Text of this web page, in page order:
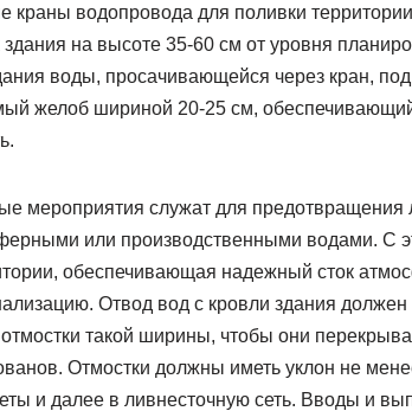
краны водопровода для поливки
на высоте 35-60 см от уровня
воды, просачивающейся через кран,
желоб шириной 20-25 см, обеспечивающий
мероприятия служат для предотвращения
или производственными водами. С
обеспечивающая надежный сток
Отвод вод с кровли здания
такой ширины, чтобы они
Отмостки должны иметь уклон не
и далее в ливнесточную сеть. Вводы и